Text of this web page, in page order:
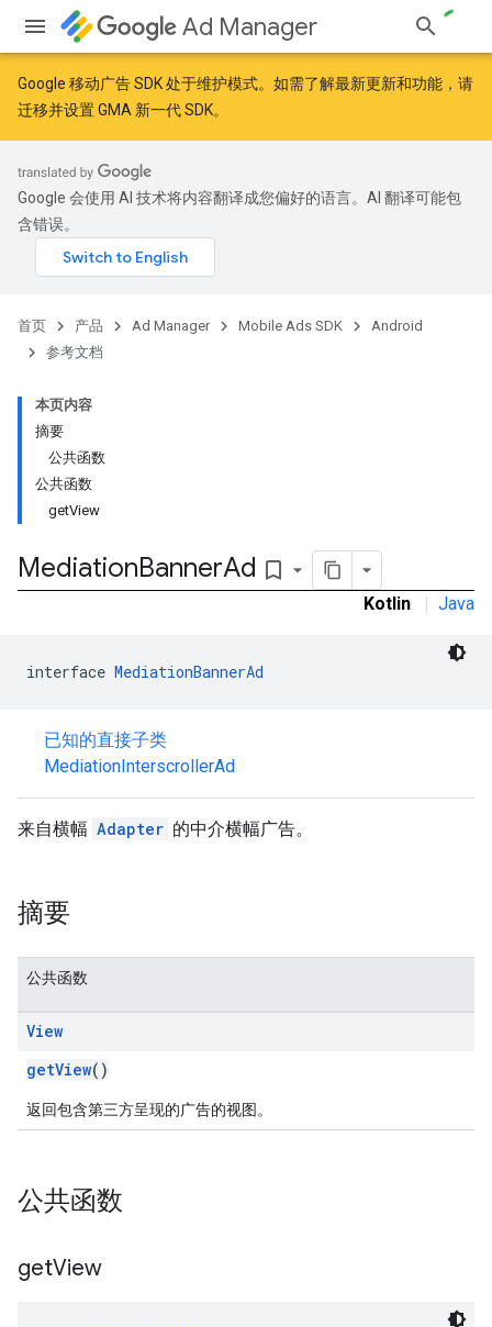
Ad Manager
Google 移动广告 SDK 处于维护模式。如需了解最新更新和功能，请
迁移并设置 GMA 新一代 SDK。
Google 会使用 AI 技术将内容翻译成您偏好的语言。AI 翻译可能包
含错误。
首页 产品 Ad Manager Mobile Ads SDK
Android
参考文档
本页内容
摘要
公共函数
公共函数
getView
MediationBannerAd bookmark_border
Kotlin | Java
interface MediationBannerAd
已知的直接子类
MediationInterscrollerAd
来自横幅 Adapter 的中介横幅广告。
摘要
公共函数
View
getView()
返回包含第三方呈现的广告的视图。
公共函数
getView